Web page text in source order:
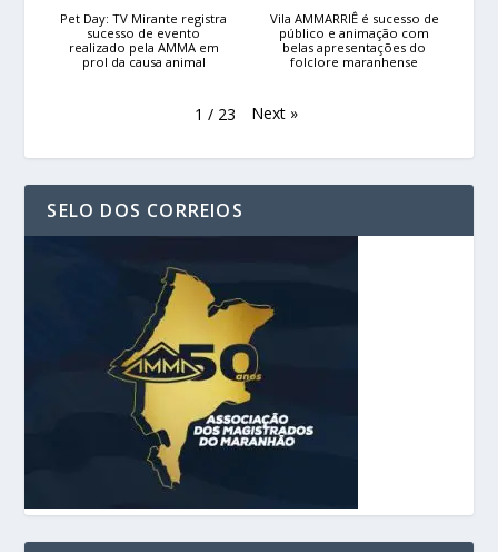
Pet Day: TV Mirante registra
sucesso de evento
realizado pela AMMA em
prol da causa animal
Vila AMMARRIÊ é sucesso de
público e animação com
belas apresentações do
folclore maranhense
1 / 23 Next »
SELO DOS CORREIOS